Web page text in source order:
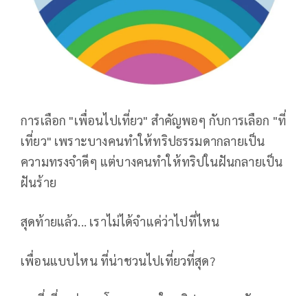
การเลือก "เพื่อนไปเที่ยว" สำคัญพอๆ กับการเลือก "ที่
เที่ยว" เพราะบางคนทำให้ทริปธรรมดากลายเป็น
ความทรงจำดีๆ แต่บางคนทำให้ทริปในฝันกลายเป็น
ฝันร้าย
สุดท้ายแล้ว... เราไม่ได้จำแค่ว่าไปที่ไหน
เพื่อนแบบไหน ที่น่าชวนไปเที่ยวที่สุด?